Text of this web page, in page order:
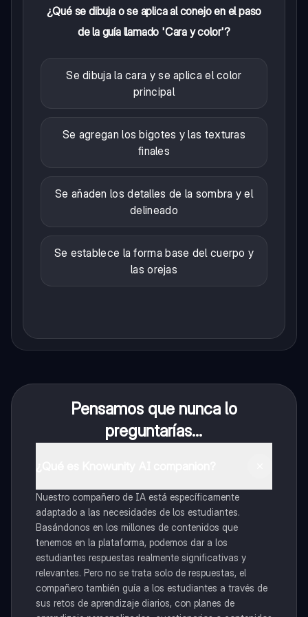
¿Qué se dibuja o se aplica al conejo en el paso
de la guía llamado 'Cara y color'?
Se dibuja la cara y se aplica el color
principal
Se agregan los bigotes y las texturas
finales
Se añaden los detalles de la sombra y el
delineado
Se establece la forma base del cuerpo y
las orejas
Pensamos que nunca lo
preguntarías...
Nuestro compañero de IA está específicamente
adaptado a las necesidades de los estudiantes.
Basándonos en los millones de contenidos que
tenemos en la plataforma, podemos dar a los
estudiantes respuestas realmente significativas y
relevantes. Pero no se trata solo de respuestas, el
compañero también guía a los estudiantes a través de
sus retos de aprendizaje diarios, con planes de